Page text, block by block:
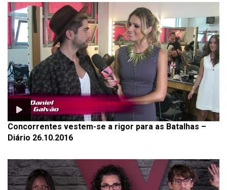
Concorrentes vestem-se a rigor para as Batalhas –
Diário 26.10.2016